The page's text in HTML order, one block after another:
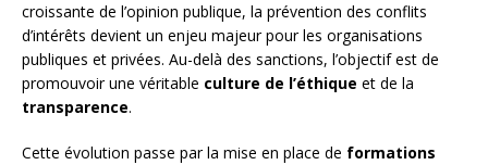
croissante de l’opinion publique, la prévention des conflits
d’intérêts devient un enjeu majeur pour les organisations
publiques et privées. Au-delà des sanctions, l’objectif est de
promouvoir une véritable culture de l’éthique et de la
transparence.
Cette évolution passe par la mise en place de formations